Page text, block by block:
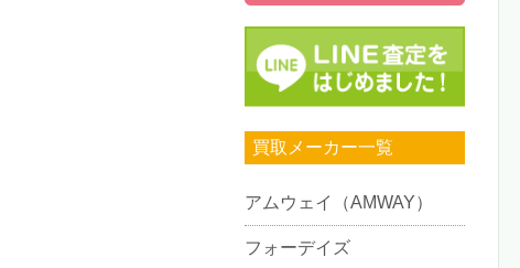
買取メーカー一覧
アムウェイ（AMWAY）
フォーデイズ